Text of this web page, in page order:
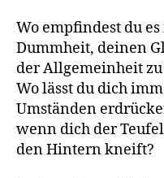
Wo empfindest du
Dummheit, deinen
der Allgemeinheit
Wo lässt du dich
Umständen
wenn dich der
den Hintern kneift?